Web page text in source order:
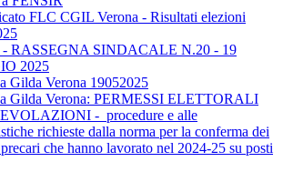
FLC CGIL Verona - Risultati elezioni
RASSEGNA SINDACALE N.20 - 19
2025
Gilda Verona 19052025
Gilda Verona: PERMESSI ELETTORALI
- procedure e alle
richieste dalla norma per la conferma dei
che hanno lavorato nel 2024-25 su posti